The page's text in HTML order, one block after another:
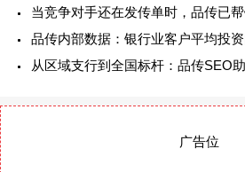
当竞争对手还在发传单时，品传已
品传内部数据：银行业客户平均投
从区域支行到全国标杆：品传SEO
广告位